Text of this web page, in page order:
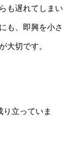
も遅れてしまい
も、即興を小さ
大切です。
立っていま